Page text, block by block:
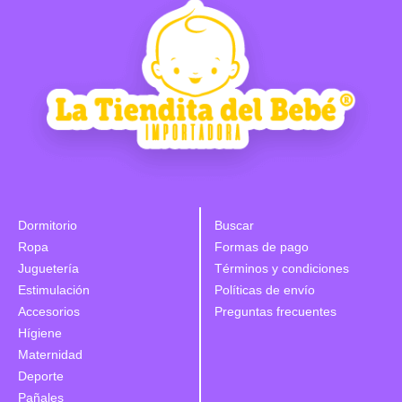
Dormitorio
Ropa
Juguetería
Estimulación
Accesorios
Hígiene
Maternidad
Deporte
Pañales
Buscar
Formas de pago
Términos y condiciones
Políticas de envío
Preguntas frecuentes